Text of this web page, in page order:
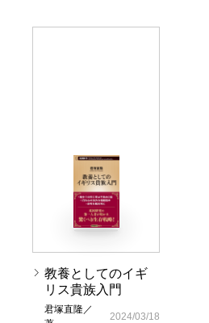
教養としてのイギ
リス貴族入門
君塚直隆／
2024/03/18